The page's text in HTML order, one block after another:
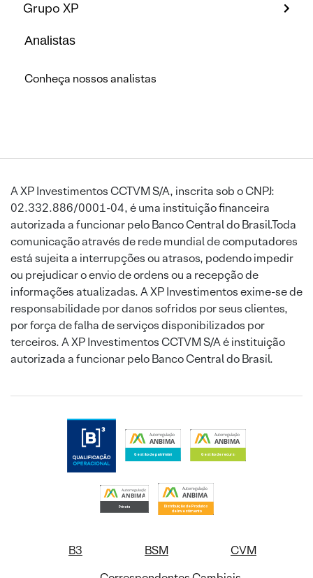
Grupo XP
Analistas
Conheça nossos analistas
A XP Investimentos CCTVM S/A, inscrita sob o CNPJ:
02.332.886/0001-04, é uma instituição financeira
autorizada a funcionar pelo Banco Central do Brasil.Toda
comunicação através de rede mundial de computadores
está sujeita a interrupções ou atrasos, podendo impedir
ou prejudicar o envio de ordens ou a recepção de
informações atualizadas. A XP Investimentos exime-se de
responsabilidade por danos sofridos por seus clientes,
por força de falha de serviços disponibilizados por
terceiros. A XP Investimentos CCTVM S/A é instituição
autorizada a funcionar pelo Banco Central do Brasil.
B3 BSM
CVM